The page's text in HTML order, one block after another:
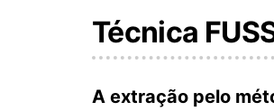
Técnica
A extração pelo